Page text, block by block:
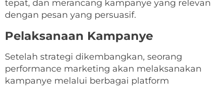
tepat, dan merancang kampanye yang relevan
dengan pesan yang persuasif.
Pelaksanaan Kampanye
Setelah strategi dikembangkan, seorang
performance marketing akan melaksanakan
kampanye melalui berbagai platform